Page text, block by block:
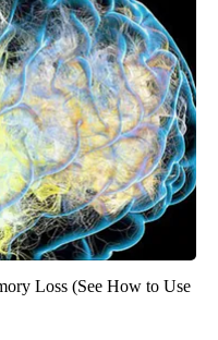
Loss (See How to Use